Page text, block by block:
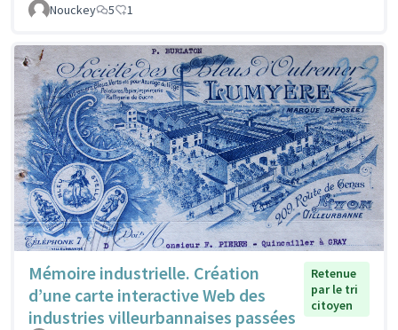
Nouckey
5 1
Mémoire industrielle. Création
d’une carte interactive Web des
industries villeurbannaises passées
Retenue
par le tri
citoyen